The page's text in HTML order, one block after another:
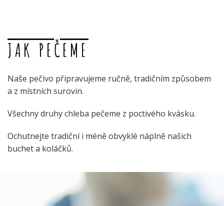
JAK PEČEME
Naše pečivo připravujeme ručně, tradičním způsobem
a z místních surovin.
Všechny druhy chleba pečeme z poctivého kvásku.
Ochutnejte tradiční i méně obvyklé náplně našich
buchet a koláčků.